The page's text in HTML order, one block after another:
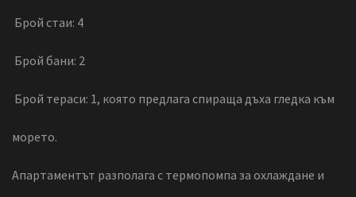
Брой стаи: 4
Брой бани: 2
Брой тераси: 1, която предлага спираща дъха гледка към
морето.
Апартаментът разполага с термопомпа за охлаждане и